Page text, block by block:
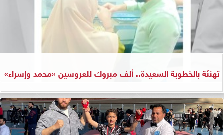
تهنئة بالخطوبة السعيدة.. ألف مبروك للعروسين «محمد وإسراء»